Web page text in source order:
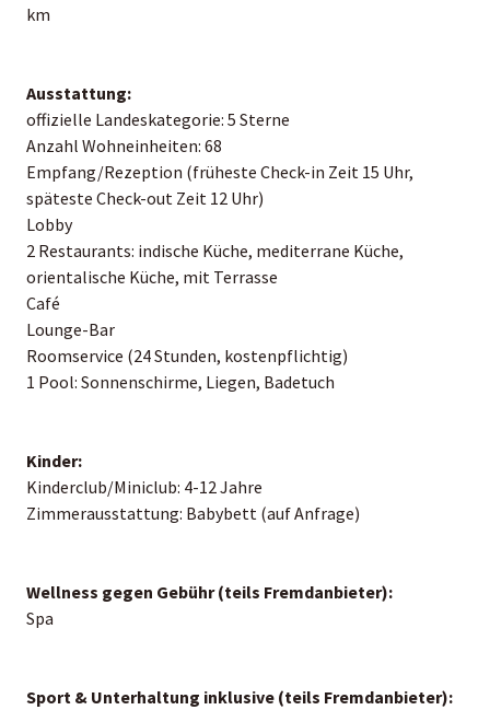
km
Ausstattung:
offizielle Landeskategorie: 5 Sterne
Anzahl Wohneinheiten: 68
Empfang/Rezeption (früheste Check-in Zeit 15 Uhr,
späteste Check-out Zeit 12 Uhr)
Lobby
2 Restaurants: indische Küche, mediterrane Küche,
orientalische Küche, mit Terrasse
Café
Lounge-Bar
Roomservice (24 Stunden, kostenpflichtig)
1 Pool: Sonnenschirme, Liegen, Badetuch
Kinder:
Kinderclub/Miniclub: 4-12 Jahre
Zimmerausstattung: Babybett (auf Anfrage)
Wellness gegen Gebühr (teils Fremdanbieter):
Spa
Sport & Unterhaltung inklusive (teils Fremdanbieter):